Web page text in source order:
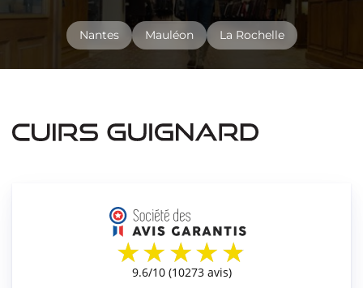
Nantes Mauléon La Rochelle